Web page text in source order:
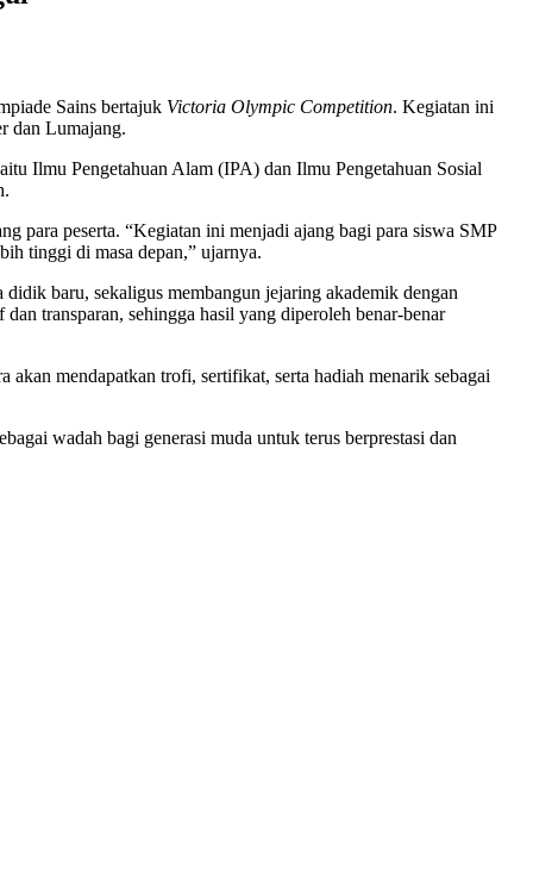
Sains bertajuk Victoria Olympic Competition. Kegiatan ini
dan Lumajang.
Ilmu Pengetahuan Alam (IPA) dan Ilmu Pengetahuan Sosial
para peserta. “Kegiatan ini menjadi ajang bagi para siswa SMP
tinggi di masa depan,” ujarnya.
baru, sekaligus membangun jejaring akademik dengan
transparan, sehingga hasil yang diperoleh benar-benar
mendapatkan trofi, sertifikat, serta hadiah menarik sebagai
wadah bagi generasi muda untuk terus berprestasi dan